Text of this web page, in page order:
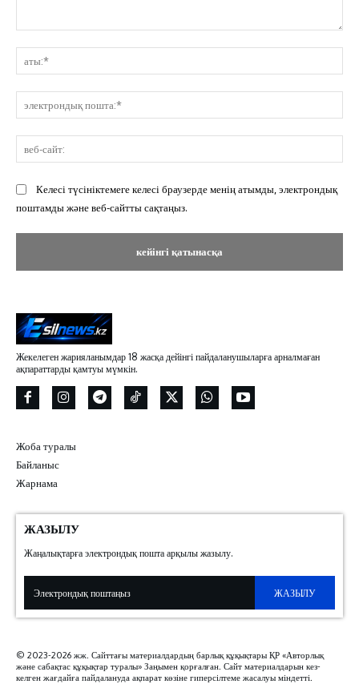
Келесі түсініктемеге келесі браузерде менің атымды, электрондық
поштамды және веб-сайтты сақтаңыз.
Жекелеген жарияланымдар 18 жасқа дейінгі пайдаланушыларға арналмаған
ақпараттарды қамтуы мүмкін.
Жоба туралы
Байланыс
Жарнама
ЖАЗЫЛУ
Жаңалықтарға электрондық пошта арқылы жазылу.
ЖАЗЫЛУ
© 2023-2026 жж. Сайттағы материалдардың барлық құқықтары ҚР «Авторлық
және сабақтас құқықтар туралы» Заңымен қорғалған. Сайт материалдарын кез-
келген жағдайға пайдалануда ақпарат көзіне гиперсілтеме жасалуы міндетті.